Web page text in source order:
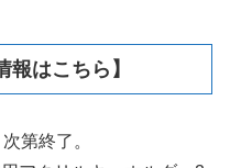
報はこちら】
第終了。